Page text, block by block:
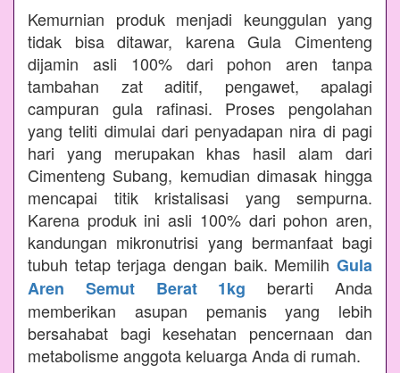
Kemurnian produk menjadi keunggulan yang
tidak bisa ditawar, karena Gula Cimenteng
dijamin asli 100% dari pohon aren tanpa
tambahan zat aditif, pengawet, apalagi
campuran gula rafinasi. Proses pengolahan
yang teliti dimulai dari penyadapan nira di pagi
hari yang merupakan khas hasil alam dari
Cimenteng Subang, kemudian dimasak hingga
mencapai titik kristalisasi yang sempurna.
Karena produk ini asli 100% dari pohon aren,
kandungan mikronutrisi yang bermanfaat bagi
tubuh tetap terjaga dengan baik. Memilih Gula
Aren Semut Berat 1kg berarti Anda
memberikan asupan pemanis yang lebih
bersahabat bagi kesehatan pencernaan dan
metabolisme anggota keluarga Anda di rumah.